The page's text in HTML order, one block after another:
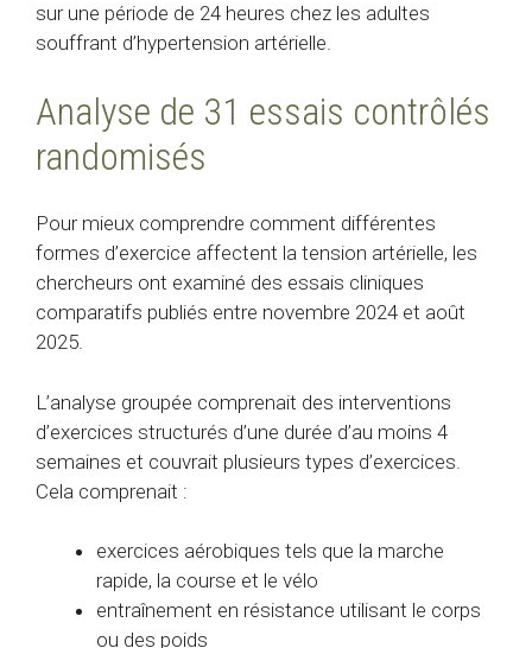
sur une période de 24 heures chez les adultes
souffrant d’hypertension artérielle.
Analyse de 31 essais contrôlés
randomisés
Pour mieux comprendre comment différentes
formes d’exercice affectent la tension artérielle, les
chercheurs ont examiné des essais cliniques
comparatifs publiés entre novembre 2024 et août
2025.
L’analyse groupée comprenait des interventions
d’exercices structurés d’une durée d’au moins 4
semaines et couvrait plusieurs types d’exercices.
Cela comprenait :
exercices aérobiques tels que la marche
rapide, la course et le vélo
entraînement en résistance utilisant le corps
ou des poids